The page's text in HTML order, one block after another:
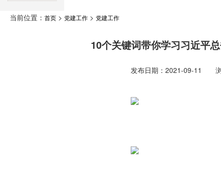
当前位置： 首页 > 党建工作 > 党建工作
10个关键词带你学习习近平
发布日期：2021-09-11